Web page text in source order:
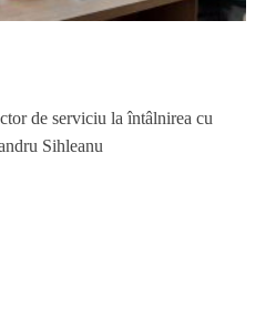
de serviciu la întâlnirea cu
Sihleanu